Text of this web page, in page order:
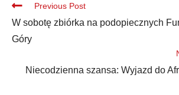
Previous Post
W sobotę zbiórka na podopiecznych
Góry
Niecodzienna szansa: Wyjazd do